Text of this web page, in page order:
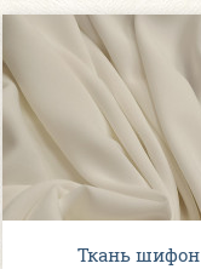
Ткань шифон